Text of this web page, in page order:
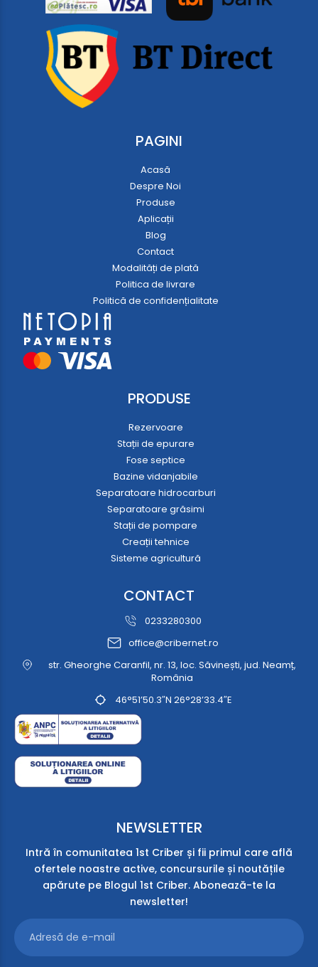
PAGINI
Acasă
Despre Noi
Produse
Aplicații
Blog
Contact
Modalități de plată
Politica de livrare
Politică de confidențialitate
PRODUSE
Rezervoare
Stații de epurare
Fose septice
Bazine vidanjabile
Separatoare hidrocarburi
Separatoare grăsimi
Stații de pompare
Creații tehnice
Sisteme agricultură
CONTACT
0233280300
office@cribernet.ro
str. Gheorghe Caranfil, nr. 13, loc. Săvinești, jud. Neamț,
România
46°51’50.3″N 26°28’33.4″E
NEWSLETTER
Intră în comunitatea 1st Criber și fii primul care află
ofertele noastre active, concursurile și noutățile
apărute pe Blogul 1st Criber. Abonează-te la
newsletter!